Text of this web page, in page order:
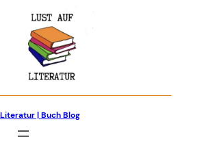
| Buch Blog